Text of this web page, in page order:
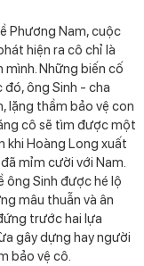
Phương Nam, cuộc
hiện ra cô chỉ là
Những biến cố
đó, ông Sinh - cha
lặng thầm bảo vệ con
cô sẽ tìm được một
khi Hoàng Long xuất
mỉm cười với Nam.
ông Sinh được hé lộ
mâu thuẫn và ân
trước hai lựa
gây dựng hay người
bảo vệ cô.